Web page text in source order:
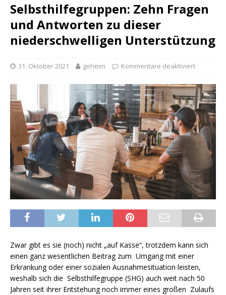
Selbsthilfegruppen: Zehn Fragen
und Antworten zu dieser
niederschwelligen Unterstützung
31. Oktober 2021 geheim Kommentare deaktiviert
Zwar gibt es sie (noch) nicht „auf Kasse“, trotzdem kann sich
einen ganz wesentlichen Beitrag zum Umgang mit einer
Erkrankung oder einer sozialen Ausnahmesituation leisten,
weshalb sich die Selbsthilfegruppe (SHG) auch weit nach 50
Jahren seit ihrer Entstehung noch immer eines großen Zulaufs